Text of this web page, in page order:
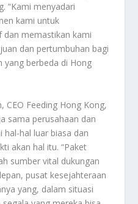
“Kami menyadari
kami untuk
dan memastikan kami
dan pertumbuhan bagi
yang berbeda di Hong
CEO Feeding Hong Kong,
sama perusahaan dan
hal-hal luar biasa dan
akan hal itu. “Paket
sumber vital dukungan
pusat kesejahteraan
yang, dalam situasi